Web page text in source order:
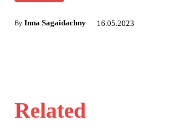
By Inna Sagaidachny 16.05.2023
Related